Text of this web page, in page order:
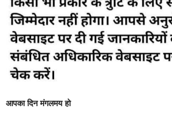
आपका दिन मंगलमय हो